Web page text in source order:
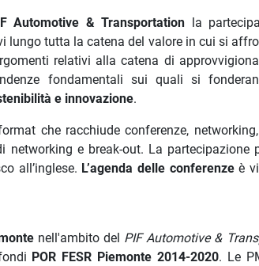
Automotive & Transportation la
lungo tutta la catena del valore in cui si
relativi alla catena di
fondamentali sui quali si
e innovazione.
che racchiude conferenze,
e break-out. La partecipazione
all’inglese. L’agenda delle conferenzeè
nell'ambito del PIF Automotive &
POR FESR Piemonte 2014-2020. Le